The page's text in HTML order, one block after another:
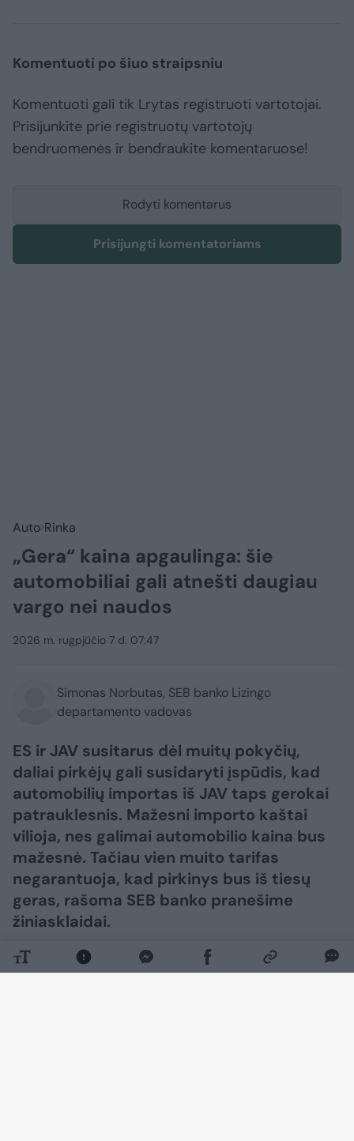
Komentuoti po šiuo straipsniu
Komentuoti gali tik Lrytas registruoti vartotojai.
Prisijunkite prie registruotų vartotojų
bendruomenės ir bendraukite komentaruose!
Rodyti komentarus
Prisijungti komentatoriams
Auto Rinka
„Gera“ kaina apgaulinga: šie
automobiliai gali atnešti daugiau
vargo nei naudos
2026 m. rugpjūčio 7 d. 07:47
Simonas Norbutas, SEB banko Lizingo
departamento vadovas
ES ir JAV susitarus dėl muitų pokyčių,
daliai pirkėjų gali susidaryti įspūdis, kad
automobilių importas iš JAV taps gerokai
patrauklesnis. Mažesni importo kaštai
vilioja, nes galimai automobilio kaina bus
mažesnė. Tačiau vien muito tarifas
negarantuoja, kad pirkinys bus iš tiesų
geras, rašoma SEB banko pranešime
žiniasklaidai.